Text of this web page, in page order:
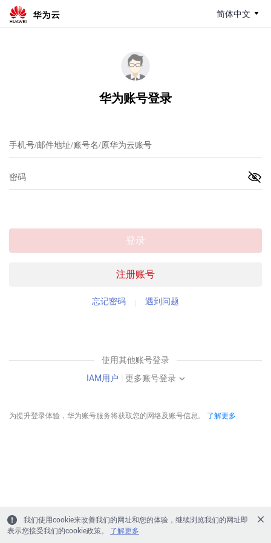
简体中文
华为账号登录
注册账号
登录
忘记密码 遇到问题
使用其他账号登录
IAM用户 | 更多账号登录
为提升登录体验，华为账号服务将获取您的网络及账号信息。 了解更多
我们使用cookie来改善我们的网址和您的体验，继续浏览我们的网址即
表示您接受我们的cookie政策。
了解更多